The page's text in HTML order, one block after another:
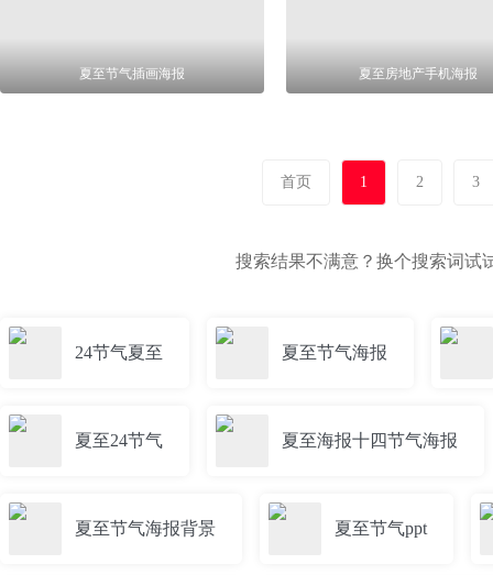
夏至节气插画海报 夏至房地产手机海报
首页 1 2 3
搜索结果不满意？换个搜索词试
24节气夏至 夏至节气海报
夏至24节气 夏至海报十四节气海报
夏至节气海报背景 夏至节气ppt